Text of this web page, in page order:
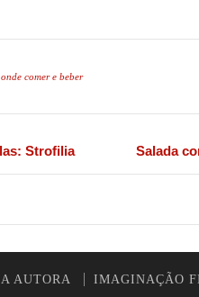
onde comer e beber
Strofilia Salada
AUTORA IMAGINAÇÃO